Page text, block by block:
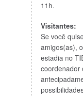
11h.
Visitantes:
Se você
amigos(as),
estadia no
coordenador